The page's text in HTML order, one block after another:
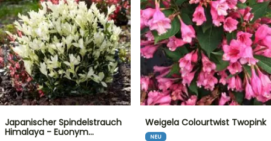
Japanischer Spindelstrauch
Himalaya - Euonym…
Weigela Colourtwist Twopink
NEU